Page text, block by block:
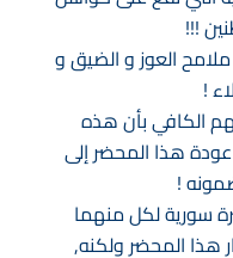
!!!
العوز و الضيق و
!
الكافي بأن هذه
هذا المحضر إلى
!
سورية لكل منهما
هذا المحضر ولكنه,